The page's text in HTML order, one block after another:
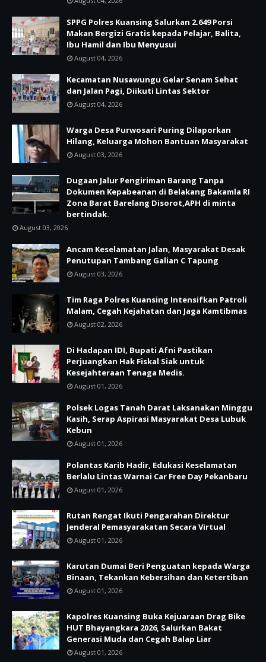
SPPG Polres Kuansing Salurkan 2.649 Porsi
Makan Bergizi Gratis kepada Pelajar, Balita,
Ibu Hamil dan Ibu Menyusui
August 04, 2026
Kecamatan Nusawungu Gelar Senam Sehat
dan Jalan Pagi, Diikuti Lintas Sektor
August 04, 2026
Warga Desa Purwosari Puring Dilaporkan
Hilang, Keluarga Mohon Bantuan Masyarakat
August 03, 2026
Dugaan Jalur Pengiriman Barang Tanpa
Dokumen Kepabeanan di Belakang Bakamla RI
Zona Barat Barelang Disorot,APH di minta
bertindak.
August 03, 2026
Ancam Keselamatan Jalan, Masyarakat Desak
Penutupan Tambang Galian C Tapung
August 03, 2026
Tim Raga Polres Kuansing Intensifkan Patroli
Malam, Cegah Kejahatan dan Jaga Kamtibmas
August 02, 2026
Di Hadapan IDI, Bupati Afni Pastikan
Perjuangkan Hak Fiskal Siak untuk
Kesejahteraan Tenaga Medis.
August 01, 2026
Polsek Logas Tanah Darat Laksanakan Minggu
Kasih, Serap Aspirasi Masyarakat Desa Lubuk
Kebun
August 01, 2026
Polantas Karib Hadir, Edukasi Keselamatan
Berlalu Lintas Warnai Car Free Day Pekanbaru
August 01, 2026
Rutan Rengat Ikuti Pengarahan Direktur
Jenderal Pemasyarakatan Secara Virtual
August 01, 2026
Karutan Dumai Beri Penguatan kepada Warga
Binaan, Tekankan Kebersihan dan Ketertiban
August 01, 2026
Kapolres Kuansing Buka Kejuaraan Drag Bike
HUT Bhayangkara 2026, Salurkan Bakat
Generasi Muda dan Cegah Balap Liar
August 01, 2026